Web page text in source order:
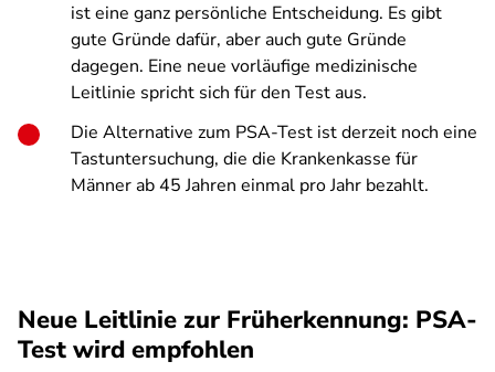
ist eine ganz persönliche Entscheidung. Es gibt
gute Gründe dafür, aber auch gute Gründe
dagegen. Eine neue vorläufige medizinische
Leitlinie spricht sich für den Test aus.
Die Alternative zum PSA-Test ist derzeit noch eine
Tastuntersuchung, die die Krankenkasse für
Männer ab 45 Jahren einmal pro Jahr bezahlt.
Neue Leitlinie zur Früherkennung: PSA-
Test wird empfohlen